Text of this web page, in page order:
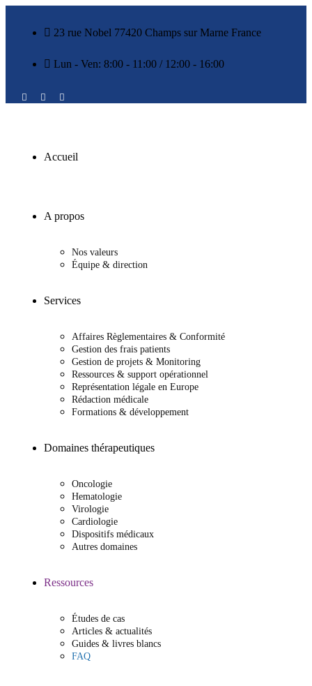
23 rue Nobel 77420 Champs sur Marne France
Lun - Ven: 8:00 - 11:00 / 12:00 - 16:00
Accueil
A propos
Nos valeurs
Équipe & direction
Services
Affaires Règlementaires & Conformité
Gestion des frais patients
Gestion de projets & Monitoring
Ressources & support opérationnel
Représentation légale en Europe
Rédaction médicale
Formations & développement
Domaines thérapeutiques
Oncologie
Hematologie
Virologie
Cardiologie
Dispositifs médicaux
Autres domaines
Ressources
Études de cas
Articles & actualités
Guides & livres blancs
FAQ